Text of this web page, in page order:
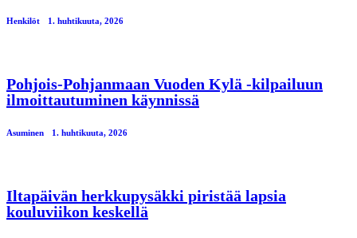
Henkilöt 1. huhtikuuta, 2026
Pohjois-Pohjanmaan Vuoden Kylä -kilpailuun
ilmoittautuminen käynnissä
Asuminen 1. huhtikuuta, 2026
Iltapäivän herkkupysäkki piristää lapsia
kouluviikon keskellä